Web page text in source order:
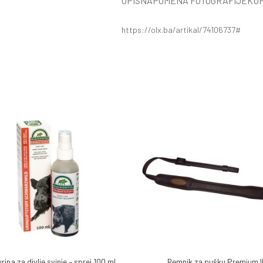
https://olx.ba/artikal/74106737#